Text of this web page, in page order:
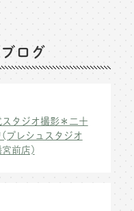
ログ
タジオ撮影＊二十
プレシュスタジオ
前店)